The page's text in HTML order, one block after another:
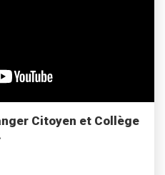
Citoyen et Collège